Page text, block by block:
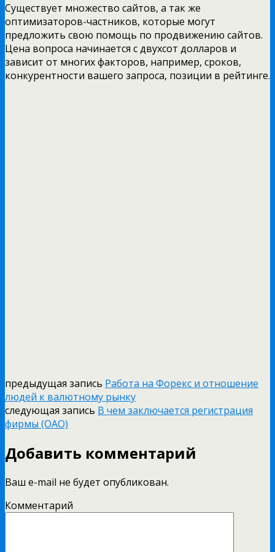
Существует множество сайтов, а так же
оптимизаторов-частников, которые могут
предложить свою помощь по продвижению сайтов.
Цена вопроса начинается с двухсот долларов и
зависит от многих факторов, например, сроков,
конкурентности вашего запроса, позиции в рейтинге.
предыдущая запись Работа на Форекс и отношение
людей к валютному рынку
следующая запись В чем заключается регистрация
фирмы (ОАО)
Добавить комментарий
Ваш e-mail не будет опубликован.
Комментарий